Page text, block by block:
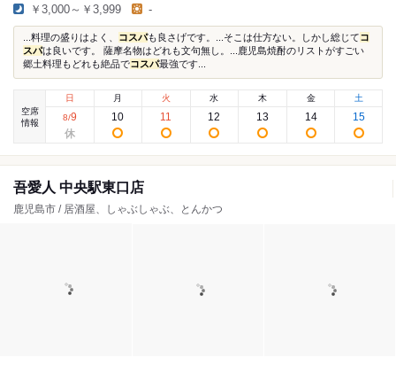
￥3,000～￥3,999 -
...料理の盛りはよく、 コスパも良さげです。...そこは仕方ない。しかし総じてコ
スパは良いです。 薩摩名物はどれも文句無し。...鹿児島焼酎のリストがすごい
郷土料理もどれも絶品でコスパ最強です...
空席
情報
日
8/9
月
10
火
11
水
12
木
13
金
14
土
15
吾愛人 中央駅東口店
鹿児島市 / 居酒屋、しゃぶしゃぶ、とんかつ